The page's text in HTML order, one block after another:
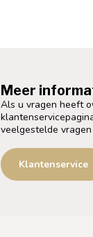
Meer
Als u vragen heeft
veelgestelde
Klantenservice